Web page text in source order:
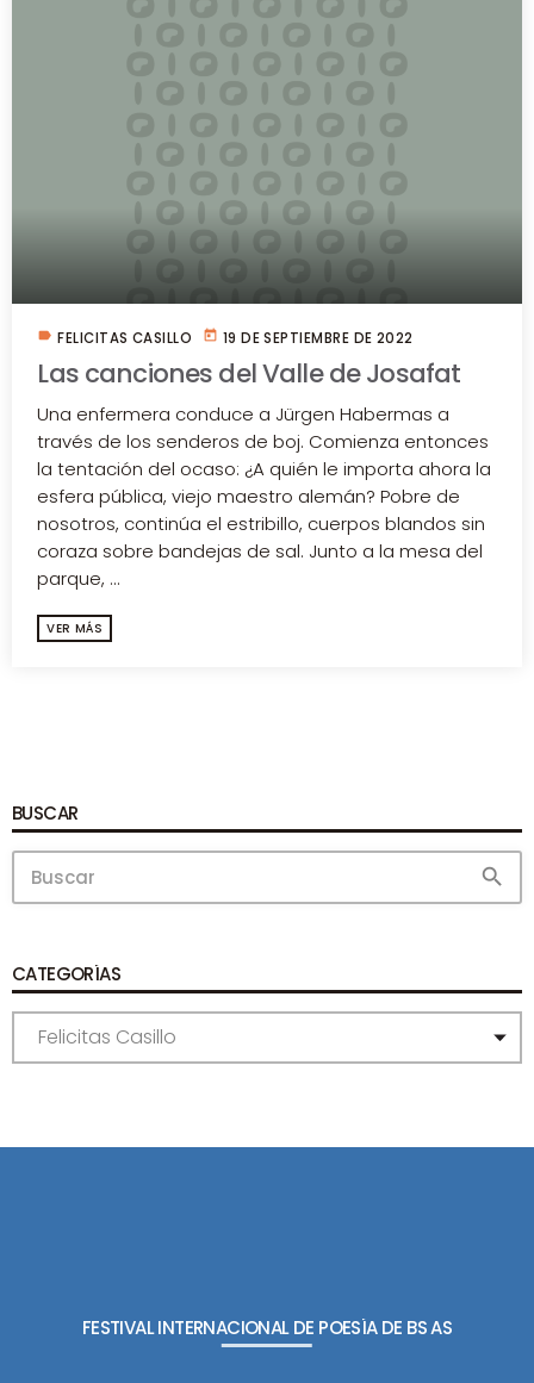
label FELICITAS CASILLO today 19 DE SEPTIEMBRE DE 2022
Las canciones del Valle de Josafat
Una enfermera conduce a Jürgen Habermas a
través de los senderos de boj. Comienza entonces
la tentación del ocaso: ¿A quién le importa ahora la
esfera pública, viejo maestro alemán? Pobre de
nosotros, continúa el estribillo, cuerpos blandos sin
coraza sobre bandejas de sal. Junto a la mesa del
parque, ...
VER MÁS
BUSCAR
search
CATEGORÍAS
C
T
R
FESTIVAL INTERNACIONAL DE POESÍA DE BS AS